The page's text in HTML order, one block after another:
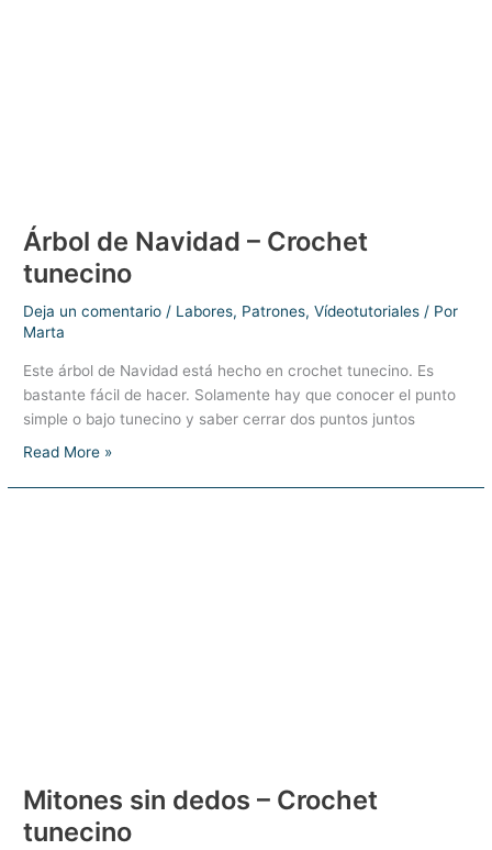
Árbol de Navidad – Crochet
tunecino
Deja un comentario / Labores, Patrones,Vídeotutoriales / Por
Marta
Este árbol de Navidad está hecho en crochet tunecino. Es
bastante fácil de hacer. Solamente hay que conocer el punto
simple o bajo tunecino y saber cerrar dos puntos juntos
Árbol
Read More »
Mitones sin dedos – Crochet
tunecino